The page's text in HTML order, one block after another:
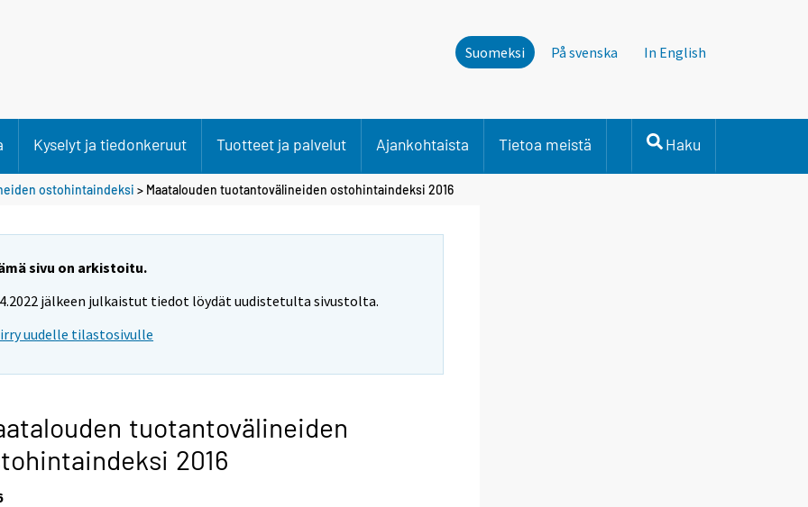
Suomeksi På svenska In English
Kyselyt ja tiedonkeruut Tuotteet ja palvelut Ajankohtaista Tietoa meistä Haku
ostohintaindeksi > Maatalouden tuotantovälineiden ostohintaindeksi 2016
sivu on arkistoitu.
jälkeen julkaistut tiedot löydät uudistetulta sivustolta.
uudelle tilastosivulle
tuotantovälineiden
2016